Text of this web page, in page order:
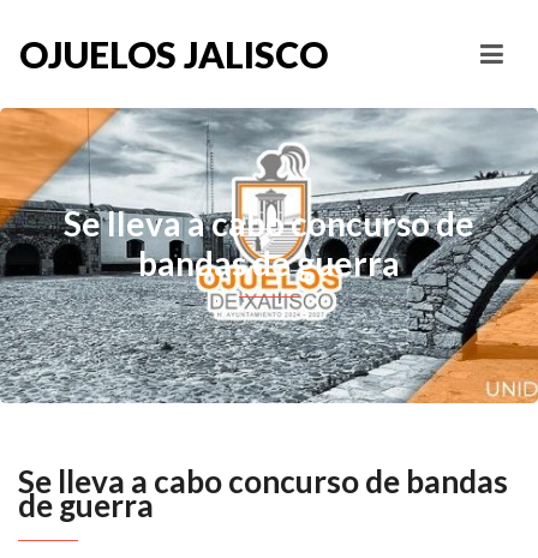
OJUELOS JALISCO
Se lleva a cabo concurso de
bandas de guerra
Se lleva a cabo concurso de bandas
de guerra